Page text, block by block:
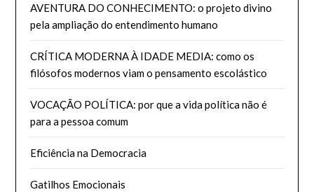
AVENTURA DO CONHECIMENTO: o projeto divino
pela ampliação do entendimento humano
CRÍTICA MODERNA À IDADE MEDIA: como os
filósofos modernos viam o pensamento escolástico
VOCAÇÃO POLÍTICA: por que a vida política não é
para a pessoa comum
Eficiência na Democracia
Gatilhos Emocionais